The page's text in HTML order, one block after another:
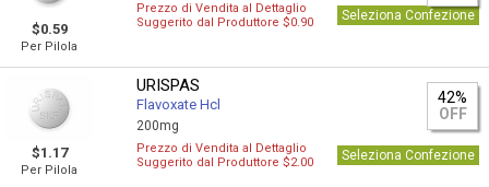
$0.59
Per Pilola
Prezzo di Vendita al Dettaglio
Suggerito dal Produttore $0.90
Seleziona Confezione
$1.17
Per Pilola
URISPAS
Flavoxate Hcl
200mg
42%
OFF
Prezzo di Vendita al Dettaglio
Suggerito dal Produttore $2.00
Seleziona Confezione